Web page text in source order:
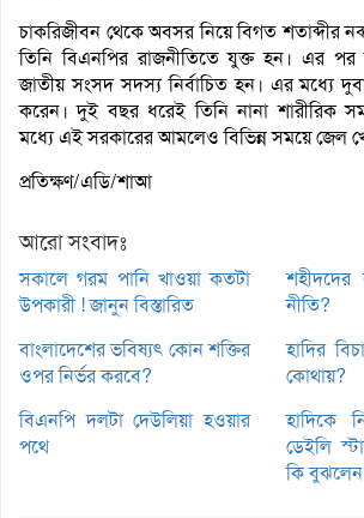
চাকরিজীবন থেকে অবসর নিয়ে বিগত শতাব্দীর
তিনি বিএনপির রাজনীতিতে যুক্ত হন। এর পর
জাতীয় সংসদ সদস্য নির্বাচিত হন। এর মধ্যে
করেন। দুই বছর ধরেই তিনি নানা শারীরিক
মধ্যে এই সরকারের আমলেও বিভিন্ন সময়ে জেল
প্রতিক্ষণ/এডি/শাআ
আরো সংবাদঃ
সকালে গরম পানি খাওয়া কতটা
উপকারী ! জানুন বিস্তারিত
শহীদদের
নীতি?
বাংলাদেশের ভবিষ্যৎ কোন শক্তির
ওপর নির্ভর করবে?
হাদির
কোথায়?
বিএনপি দলটা দেউলিয়া হওয়ার
পথে
হাদিকে
ডেইলি
কি